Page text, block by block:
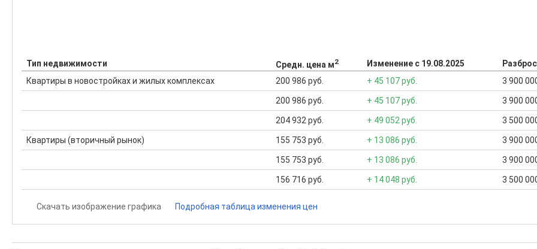
Тип недвижимости Средн. цена м2 Изменение с 19.08.2025
Квартиры в новостройках и жилых комплексах
200 986 руб. + 45 107 руб. 3 900
200 986 руб. + 45 107 руб. 3 900
204 932 руб. + 49 052 руб. 3 500
Квартиры (вторичный рынок) 155 753 руб. + 13 086 руб. 3 900
155 753 руб. + 13 086 руб. 3 900
156 716 руб. + 14 048 руб. 3 500
Скачать изображение графика Подробная таблица изменения цен